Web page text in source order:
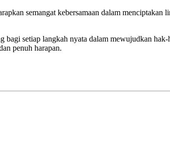
semangat kebersamaan dalam menciptakan
setiap langkah nyata dalam mewujudkan hak-
penuh harapan.